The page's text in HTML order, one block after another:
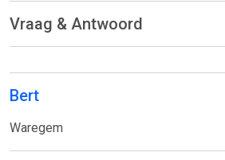
Vraag & Antwoord
Bert
Waregem